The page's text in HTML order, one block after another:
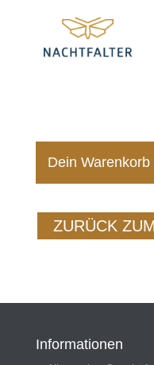
Dein
ZURÜCK
Informationen